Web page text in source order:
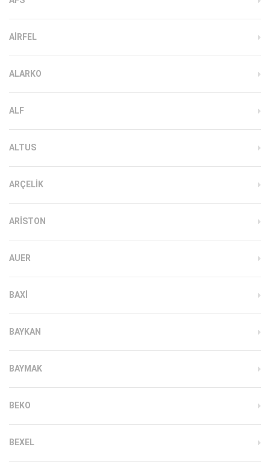
AIRFEL
ALARKO
ALF
ALTUS
ARÇELIK
ARISTON
AUER
BAXI
BAYKAN
BAYMAK
BEKO
BEXEL